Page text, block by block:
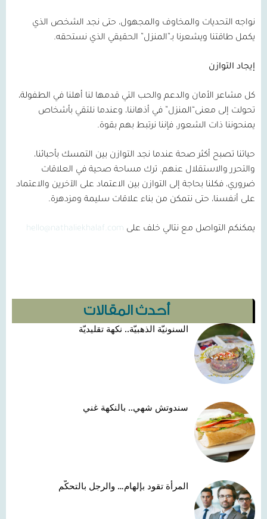
أحدث المقالات
السنونيّة الذهبيّة.. نكهة تقليديّة
سندوتش شهي.. بالنكهة غني
المرأة تقود بإلهام… والرجل بالتحكّم
نواجه التحديات والمخاوف والمجهول، حتى نجد الشخص الذي
يكمل طاقتنا ويشعرنا بـ”المنزل” الحقيقي الذي نستحقه.
إيجاد التوازن
كل مشاعر الأمان والدعم والحب التي قدمها لنا أهلنا في الطفولة،
تحولت إلى معنى“المنزل” في أذهاننا، وعندما نلتقي بأشخاص
يمنحوننا ذات الشعور، فإننا نرتبط بهم بقوة.
حياتنا تصبح أكثر صحة عندما نجد التوازن بين التمسك بأحبائنا،
والتحرر والاستقلال عنهم. ترك مساحة صحية في العلاقات
ضروري، فكلنا بحاجة إلى التوازن بين الاعتماد على الآخرين والاعتماد
على أنفسنا، حتى نتمكن من بناء علاقات سليمة ومزدهرة.
يمكنكم التواصل مع نتالي خلف على hello@nathaliekhalaf.com